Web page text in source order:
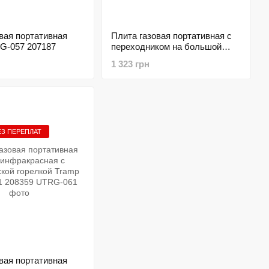
портативная
057 207187
Плита газовая портативная с
переходником на большой
207188
1 323 грн
ПЕРЕПЛАТ
портативная